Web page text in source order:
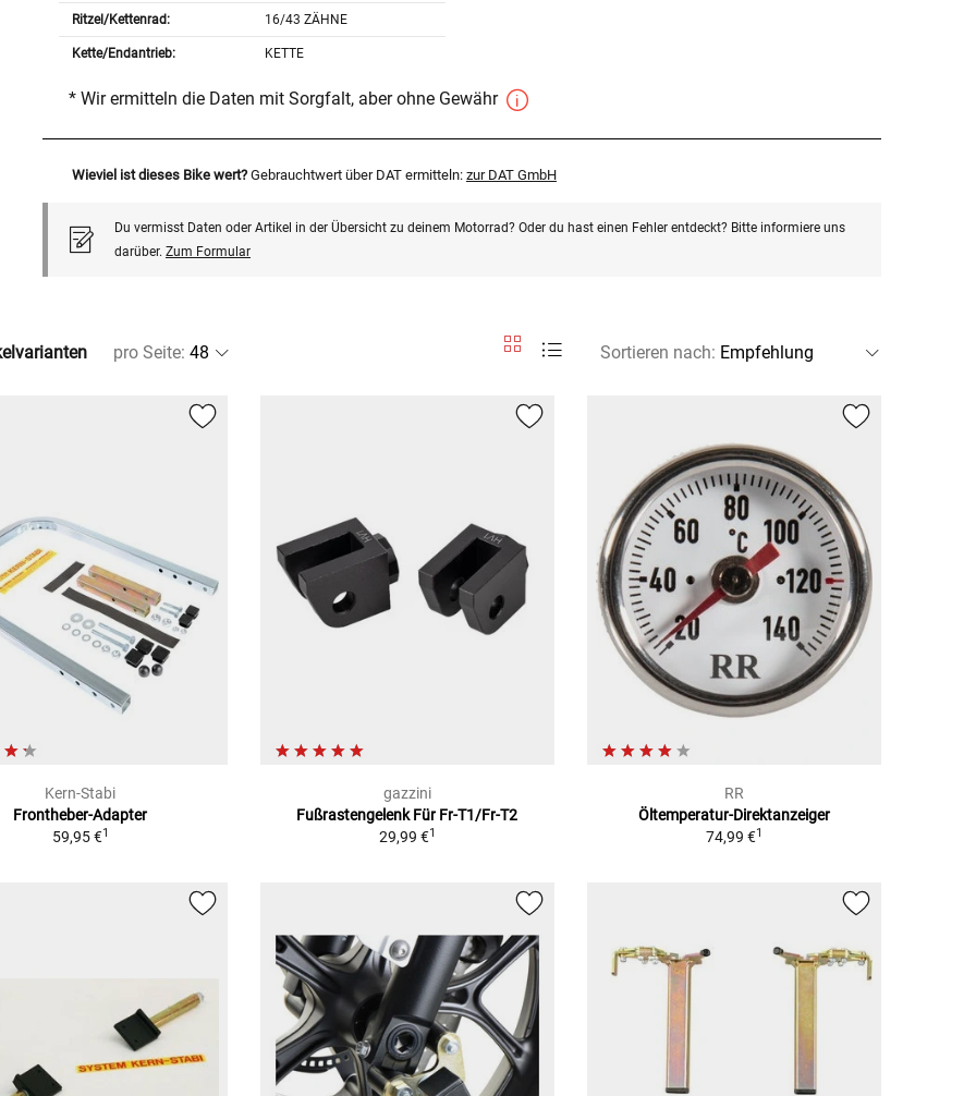
Ritzel/Kettenrad: 16/43 ZÄHNE
Kette/Endantrieb: KETTE
* Wir ermitteln die Daten mit Sorgfalt, aber ohne Gewähr
Wieviel ist dieses Bike wert? Gebrauchtwert über DAT ermitteln: zur DAT GmbH
Du vermisst Daten oder Artikel in der Übersicht zu deinem Motorrad? Oder du hast einen Fehler entdeckt? Bitte informiere uns
darüber. Zum Formular
pro Seite: Sortieren nach:
Kern-Stabi
Frontheber-Adapter
59,95 €1
gazzini
Fußrastengelenk Für Fr-T1/Fr-T2
29,99 €1
RR
Öltemperatur-Direktanzeiger
74,99 €1